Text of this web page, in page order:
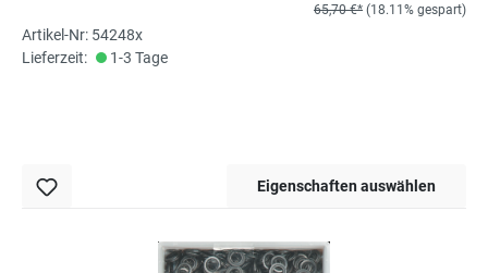
65,70 €* (18.11% gespart)
Artikel-Nr: 54248x
Lieferzeit:
1-3 Tage
Eigenschaften auswählen